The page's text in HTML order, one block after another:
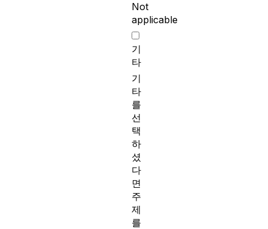
Not
applicable
기
타
기
타
를
선
택
하
셨
다
면
주
제
를